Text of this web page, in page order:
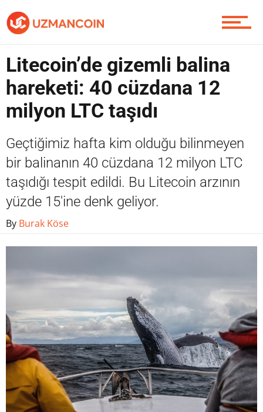
Contact / İletişim
Litecoin’de gizemli balina
hareketi: 40 cüzdana 12
milyon LTC taşıdı
Geçtiğimiz hafta kim olduğu bilinmeyen
bir balinanın 40 cüzdana 12 milyon LTC
taşıdığı tespit edildi. Bu Litecoin arzının
yüzde 15'ine denk geliyor.
By Burak Köse